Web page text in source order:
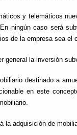
y telemáticos
ningún caso será
de la empresa sea el
general la inversión
destinado a
en este
la adquisición de